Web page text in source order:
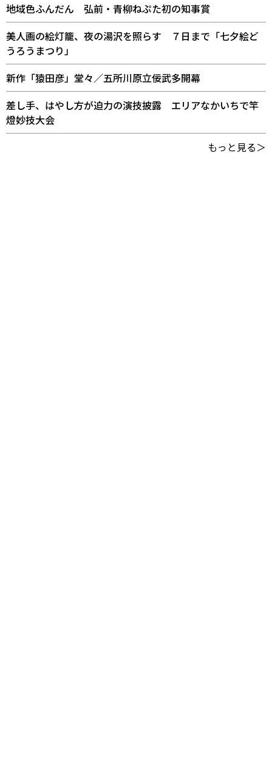
地域色ふんだん 弘前・青柳ねぷた初の知事賞
美人画の絵灯籠、夜の湯沢を照らす ７日まで「七夕絵ど
うろうまつり」
新作「猿田彦」堂々／五所川原立佞武多開幕
差し手、はやし方が迫力の演技披露 エリアなかいちで竿
燈妙技大会
もっと見る＞